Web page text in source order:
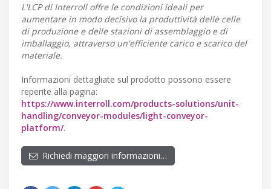
L'LCP di Interroll offre le condizioni ideali per
aumentare in modo decisivo la produttività delle celle
di produzione e delle stazioni di assemblaggio e di
imballaggio, attraverso un'efficiente carico e scarico del
materiale.
Informazioni dettagliate sul prodotto possono essere
reperite alla pagina:
https://www.interroll.com/products-solutions/unit-
handling/conveyor-modules/light-conveyor-
platform/.
Richiedi maggiori informazioni…